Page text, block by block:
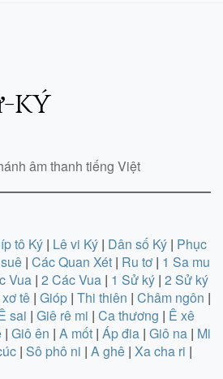
ký
âm thanh tiếng Việt
tô Ký | Lê vi Ký | Dân số Ký | Phục
| Các Quan Xét | Ru tơ | 1 Sa mu
Vua | 2 Các Vua | 1 Sử ký | 2 Sử ký
tê | Gióp | Thi thiên | Châm ngôn |
sai | Giê rê mi | Ca thương | Ê xê
| Giô ên | A mốt | Áp đia | Giô na | Mi
| Sô phô ni | A ghê | Xa cha ri |